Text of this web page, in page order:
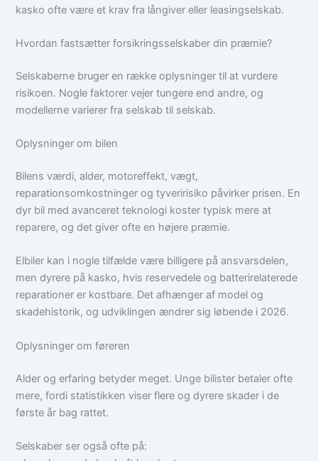
kasko ofte være et krav fra långiver eller leasingselskab.
Hvordan fastsætter forsikringsselskaber din præmie?
Selskaberne bruger en række oplysninger til at vurdere
risikoen. Nogle faktorer vejer tungere end andre, og
modellerne varierer fra selskab til selskab.
Oplysninger om bilen
Bilens værdi, alder, motoreffekt, vægt,
reparationsomkostninger og tyveririsiko påvirker prisen. En
dyr bil med avanceret teknologi koster typisk mere at
reparere, og det giver ofte en højere præmie.
Elbiler kan i nogle tilfælde være billigere på ansvarsdelen,
men dyrere på kasko, hvis reservedele og batterirelaterede
reparationer er kostbare. Det afhænger af model og
skadehistorik, og udviklingen ændrer sig løbende i 2026.
Oplysninger om føreren
Alder og erfaring betyder meget. Unge bilister betaler ofte
mere, fordi statistikken viser flere og dyrere skader i de
første år bag rattet.
Selskaber ser også ofte på: